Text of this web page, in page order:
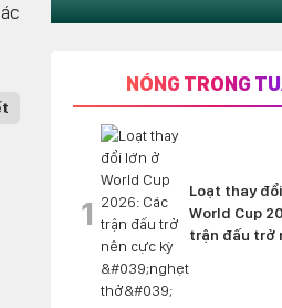
NÓNG TRONG
1
Loạt thay
World Cup
trận đấu trở